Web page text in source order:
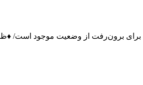
برای برون‌رفت از وضعیت موجود است/